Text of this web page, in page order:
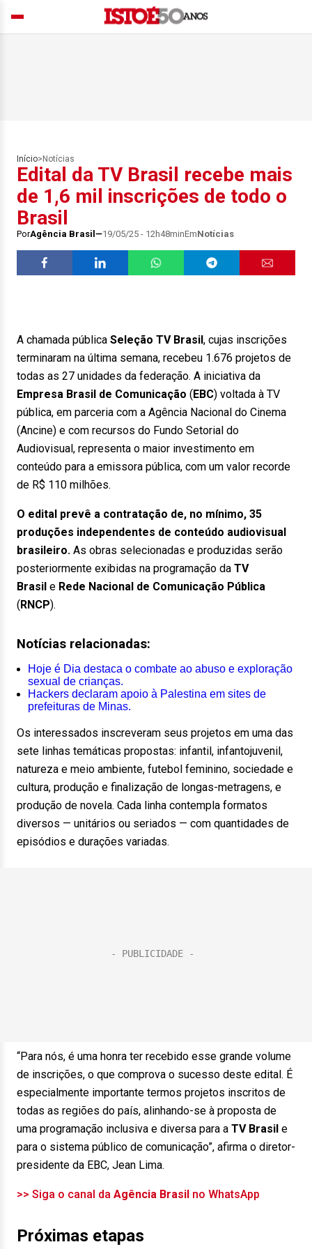
Início> Notícias
Edital da TV Brasil recebe mais
de 1,6 mil inscrições de todo o
Brasil
PorAgência Brasil 19/05/25 - 12h48minEmNotícias
A chamada pública Seleção TV Brasil, cujas inscrições
terminaram na última semana, recebeu 1.676 projetos de
todas as 27 unidades da federação. A iniciativa da
Empresa Brasil de Comunicação (EBC) voltada à TV
pública, em parceria com a Agência Nacional do Cinema
(Ancine) e com recursos do Fundo Setorial do
Audiovisual, representa o maior investimento em
conteúdo para a emissora pública, com um valor recorde
de R$ 110 milhões.
O edital prevê a contratação de, no mínimo, 35
produções independentes de conteúdo audiovisual
brasileiro. As obras selecionadas e produzidas serão
posteriormente exibidas na programação da TV
Brasil e Rede Nacional de Comunicação Pública
(RNCP).
Notícias relacionadas:
Hoje é Dia destaca o combate ao abuso e exploração
sexual de crianças.
Hackers declaram apoio à Palestina em sites de
prefeituras de Minas.
Os interessados inscreveram seus projetos em uma das
sete linhas temáticas propostas: infantil, infantojuvenil,
natureza e meio ambiente, futebol feminino, sociedade e
cultura, produção e finalização de longas-metragens, e
produção de novela. Cada linha contempla formatos
diversos — unitários ou seriados — com quantidades de
episódios e durações variadas.
“Para nós, é uma honra ter recebido esse grande volume
de inscrições, o que comprova o sucesso deste edital. É
especialmente importante termos projetos inscritos de
todas as regiões do país, alinhando-se à proposta de
uma programação inclusiva e diversa para a TV Brasil e
para o sistema público de comunicação”, afirma o diretor-
presidente da EBC, Jean Lima.
>> Siga o canal da Agência Brasil no WhatsApp
Próximas etapas